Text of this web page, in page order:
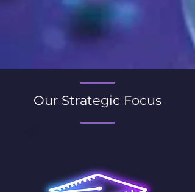
Our Strategic Focus